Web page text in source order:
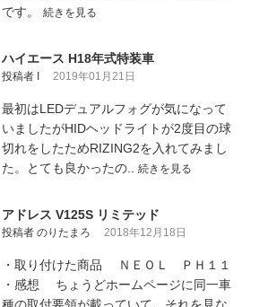
です。 続きを見る
ハイエース H18年式特装車
投稿者 I 2019年01月21日
最初はLEDデュアルフォグが気になって
いましたがHIDヘッドライトが2度目の球
切れをしたためRIZING2を入れてみまし
た。とても良かったの.. 続きを見る
アドレス V125S リミテッド
投稿者 のりたまろ 2018年12月18日
・取り付けた商品 ＮＥＯＬ ＰＨ１１
・感想 ちょうどホームページに同一車